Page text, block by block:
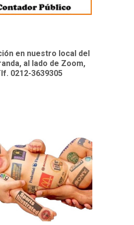
en nuestro local del
al lado de Zoom,
0212-3639305